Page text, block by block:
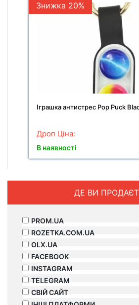
Знижка 20%
Іграшка антистрес Pop Puck
Дроп Ціна:
В наявності
ДЕ ВИ
PROM.UA
ROZETKA.COM.UA
OLX.UA
FACEBOOK
INSTAGRAM
TELEGRAM
СВІЙ САЙТ